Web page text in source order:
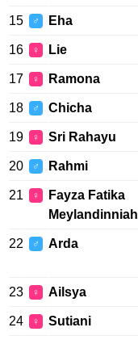
15 ♂ Eha
16 ♀ Lie
17 ♀ Ramona
18 ♂ Chicha
19 ♀ Sri Rahayu
20 ♂ Rahmi
21 ♀
Fayza Fatika
Meylandinniah
22 ♂ Arda
23 ♀ Ailsya
24 ♀ Sutiani